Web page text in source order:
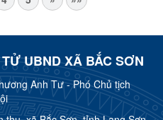
UBND XÃ BẮC SƠN
Anh Tư - Phó Chủ tịch